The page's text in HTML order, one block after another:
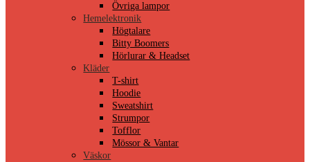
Övriga lampor
Hemelektronik
Högtalare
Bitty Boomers
Hörlurar & Headset
Kläder
T-shirt
Hoodie
Sweatshirt
Strumpor
Tofflor
Mössor & Vantar
Väskor